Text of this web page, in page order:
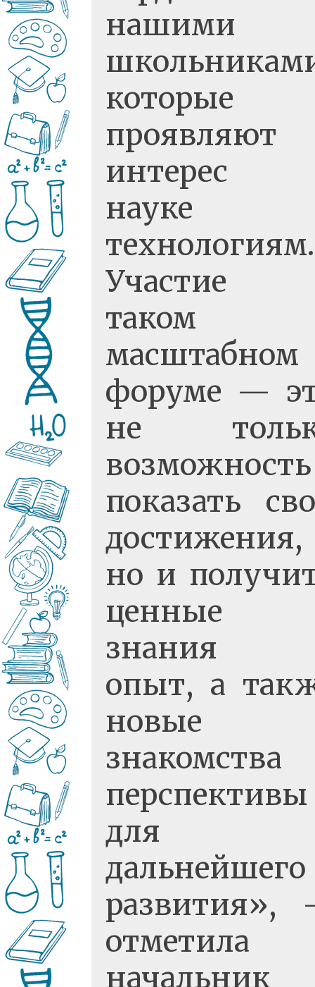
нашими
которые
проявляют
интерес
науке
технологиям.
Участие
таком
масштабном
форуме —
не
возможность
показать
достижения,
но и
ценные
знания
опыт, а
новые
знакомства
перспективы
для
дальнейшего
развития»,
отметила
начальник